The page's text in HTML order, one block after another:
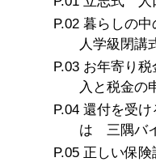
暮らしの
人学級閉講
お年寄り
入と税金の
還付を受
は 三隅バ
正しい保